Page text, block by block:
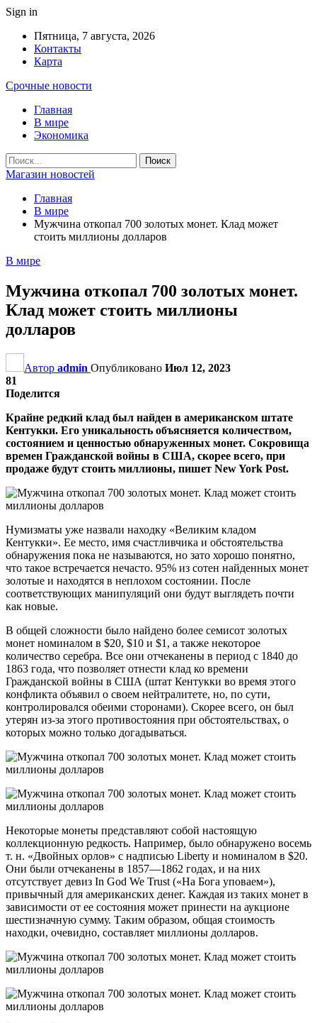
Sign in
Пятница, 7 августа, 2026
Контакты
Карта
Срочные новости
Главная
В мире
Экономика
Магазин новостей
Главная
В мире
Мужчина откопал 700 золотых монет. Клад может
стоить миллионы долларов
В мире
Мужчина откопал 700 золотых монет.
Клад может стоить миллионы
долларов
Автор admin Опубликовано Июл 12, 2023
81
Поделится
Крайне редкий клад был найден в американском штате
Кентукки. Его уникальность объясняется количеством,
состоянием и ценностью обнаруженных монет. Сокровища
времен Гражданской войны в США, скорее всего, при
продаже будут стоить миллионы, пишет New York Post.
Нумизматы уже назвали находку «Великим кладом
Кентукки». Ее место, имя счастливчика и обстоятельства
обнаружения пока не называются, но зато хорошо понятно,
что такое встречается нечасто. 95% из сотен найденных монет
золотые и находятся в неплохом состоянии. После
соответствующих манипуляций они будут выглядеть почти
как новые.
В общей сложности было найдено более семисот золотых
монет номиналом в $20, $10 и $1, а также некоторое
количество серебра. Все они отчеканены в период с 1840 до
1863 года, что позволяет отнести клад ко времени
Гражданской войны в США (штат Кентукки во время этого
конфликта объявил о своем нейтралитете, но, по сути,
контролировался обеими сторонами). Скорее всего, он был
утерян из-за этого противостояния при обстоятельствах, о
которых можно только догадываться.
Некоторые монеты представляют собой настоящую
коллекционную редкость. Например, было обнаружено восемь
т. н. «Двойных орлов» с надписью Liberty и номиналом в $20.
Они были отчеканены в 1857—1862 годах, и на них
отсутствует девиз In God We Trust («На Бога уповаем»),
привычный для американских денег. Каждая из таких монет в
зависимости от ее состояния может принести на аукционе
шестизначную сумму. Таким образом, общая стоимость
находки, очевидно, составляет миллионы долларов.